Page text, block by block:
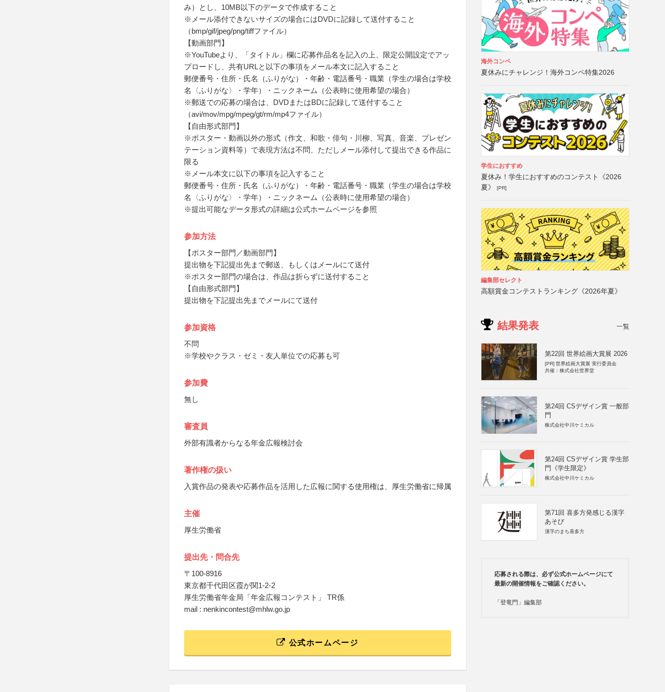
み）とし、10MB以下のデータで作成すること
※メール添付できないサイズの場合にはDVDに記録して送付すること
（bmp/gif/jpeg/png/tiffファイル）
【動画部門】
※YouTubeより、「タイトル」欄に応募作品名を記入の上、限定公開設定でアッ
プロードし、共有URLと以下の事項をメール本文に記入すること
郵便番号・住所・氏名（ふりがな）・年齢・電話番号・職業（学生の場合は学校
名〈ふりがな〉・学年）・ニックネーム（公表時に使用希望の場合）
※郵送での応募の場合は、DVDまたはBDに記録して送付すること
（avi/mov/mpg/mpeg/gt/rm/mp4ファイル）
【自由形式部門】
※ポスター・動画以外の形式（作文、和歌・俳句・川柳、写真、音楽、プレゼン
テーション資料等）で表現方法は不問、ただしメール添付して提出できる作品に
限る
※メール本文に以下の事項を記入すること
郵便番号・住所・氏名（ふりがな）・年齢・電話番号・職業（学生の場合は学校
名〈ふりがな〉・学年）・ニックネーム（公表時に使用希望の場合）
※提出可能なデータ形式の詳細は公式ホームページを参照
参加方法
【ポスター部門／動画部門】
提出物を下記提出先まで郵送、もしくはメールにて送付
※ポスター部門の場合は、作品は折らずに送付すること
【自由形式部門】
提出物を下記提出先までメールにて送付
参加資格
不問
※学校やクラス・ゼミ・友人単位での応募も可
参加費
無し
審査員
外部有識者からなる年金広報検討会
著作権の扱い
入賞作品の発表や応募作品を活用した広報に関する使用権は、厚生労働省に帰属
主催
厚生労働省
提出先・問合先
〒100-8916
東京都千代田区霞が関1-2-2
厚生労働省年金局「年金広報コンテスト」 TR係
mail : nenkincontest@mhlw.go.jp
公式ホームページ
海外コンペ
夏休みにチャレンジ！海外コンペ特集2026
学生におすすめ
夏休み！学生におすすめのコンテスト《2026
夏》
[PR]
編集部セレクト
高額賞金コンテストランキング《2026年夏》
結果発表 一覧
第22回 世界絵画大賞展 2026
[PR] 世界絵画大賞展 実行委員会
共催：株式会社世界堂
第24回 CSデザイン賞 一般部
門
株式会社中川ケミカル
第24回 CSデザイン賞 学生部
門《学生限定》
株式会社中川ケミカル
第71回 喜多方発感じる漢字
あそび
漢字のまち喜多方
応募される際は、必ず公式ホームページにて
最新の開催情報をご確認ください。
「登竜門」編集部